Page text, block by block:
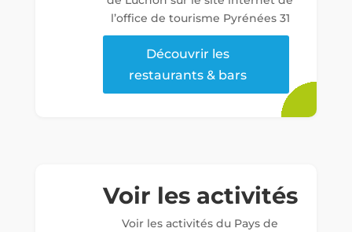
l’office de tourisme Pyrénées 31
Découvrir les
restaurants & bars
Voir les activités
Voir les activités du Pays de